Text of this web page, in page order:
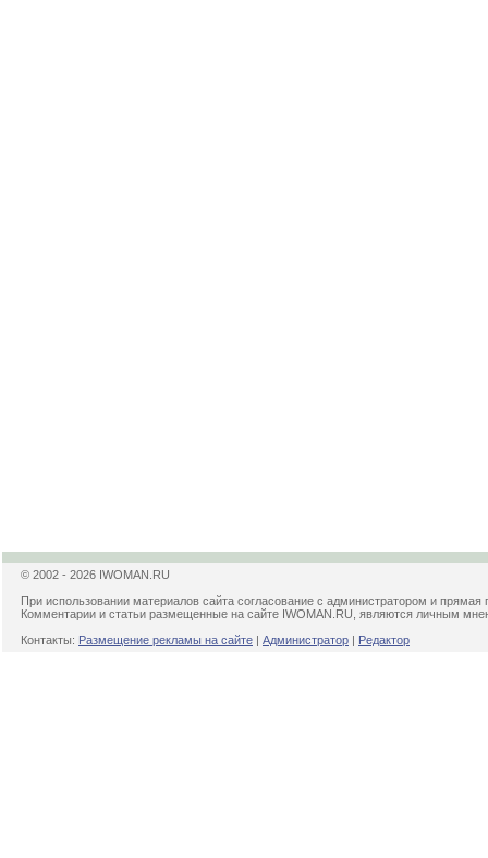
© 2002 - 2026 IWOMAN.RU
При использовании материалов сайта согласование с администратором и прямая
Комментарии и статьи размещенные на сайте IWOMAN.RU, являются личным
Контакты: Размещение рекламы на сайте | Администратор | Редактор